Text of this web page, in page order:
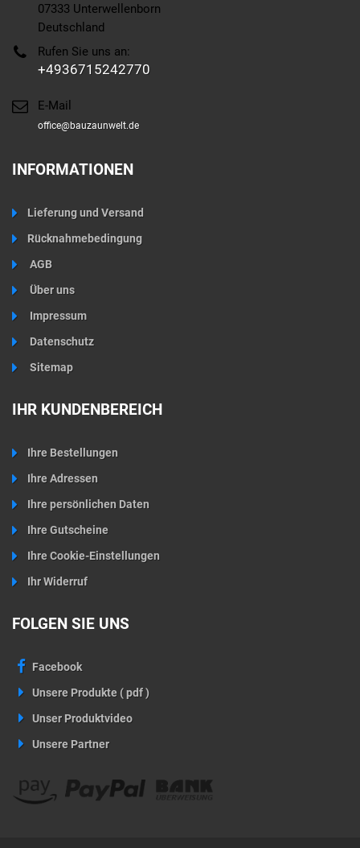
07333 Unterwellenborn
Deutschland
Rufen Sie uns an:
+4936715242770
E-Mail
office@bauzaunwelt.de
INFORMATIONEN
Lieferung und Versand
Rücknahmebedingung
AGB
Über uns
Impressum
Datenschutz
Sitemap
IHR KUNDENBEREICH
Ihre Bestellungen
Ihre Adressen
Ihre persönlichen Daten
Ihre Gutscheine
Ihre Cookie-Einstellungen
Ihr Widerruf
FOLGEN SIE UNS
Facebook
Unsere Produkte ( pdf )
Unser Produktvideo
Unsere Partner